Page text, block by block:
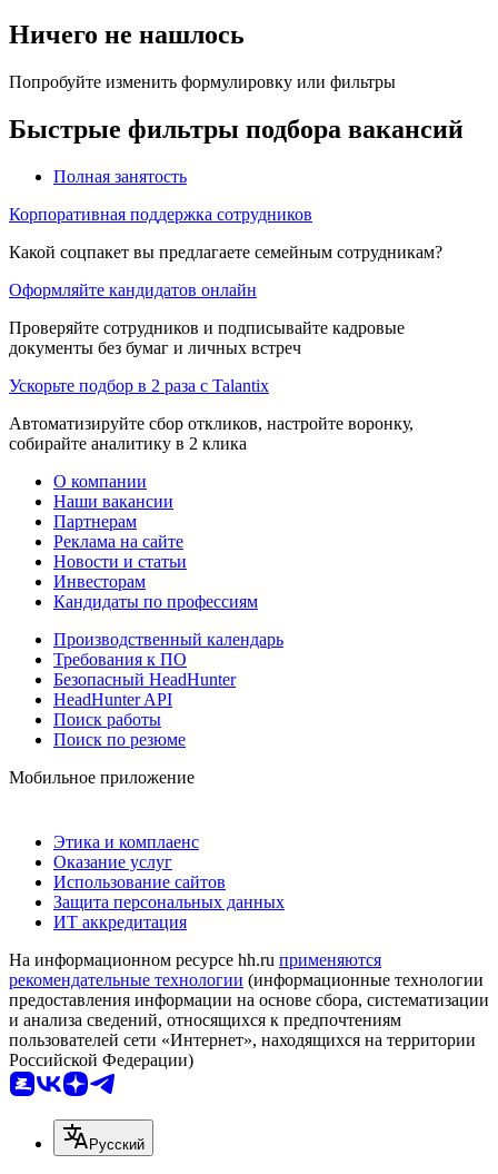
Ничего не нашлось
Попробуйте изменить формулировку или фильтры
Быстрые фильтры подбора вакансий
Полная занятость
Корпоративная поддержка сотрудников
Какой соцпакет вы предлагаете семейным сотрудникам?
Оформляйте кандидатов онлайн
Проверяйте сотрудников и подписывайте кадровые
документы без бумаг и личных встреч
Ускорьте подбор в 2 раза с Talantix
Автоматизируйте сбор откликов, настройте воронку,
собирайте аналитику в 2 клика
О компании
Наши вакансии
Партнерам
Реклама на сайте
Новости и статьи
Инвесторам
Кандидаты по профессиям
Производственный календарь
Требования к ПО
Безопасный HeadHunter
HeadHunter API
Поиск работы
Поиск по резюме
Мобильное приложение
Этика и комплаенс
Оказание услуг
Использование сайтов
Защита персональных данных
ИТ аккредитация
На информационном ресурсе hh.ru применяются
рекомендательные технологии (информационные технологии
предоставления информации на основе сбора, систематизации
и анализа сведений, относящихся к предпочтениям
пользователей сети «Интернет», находящихся на территории
Российской Федерации)
Русский